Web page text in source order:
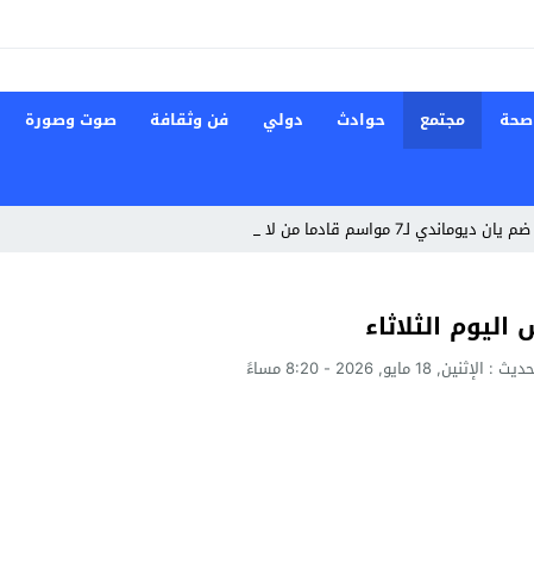
صحة مجتمع حوادث دولي فن وثقافة صوت وصورة
لـ7 مواسم قادما من لايبزيغ
الثلاثاء
: الإثنين, 18 مايو, 2026 - 8:20 مساءً